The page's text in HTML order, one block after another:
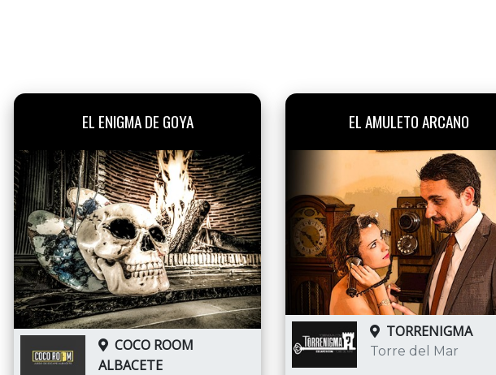
EL ENIGMA DE GOYA
COCO ROOM
ALBACETE
EL AMULETO ARCANO
TORRENIGMA
Torre del Mar